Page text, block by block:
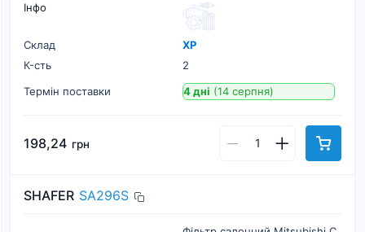
Інфо
Склад
ХР
К-cть
2
Термін поставки
4 дні (14 серпня)
198,24 грн
SHAFER SA296S